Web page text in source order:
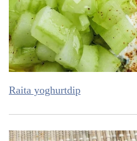
Raita yoghurtdip